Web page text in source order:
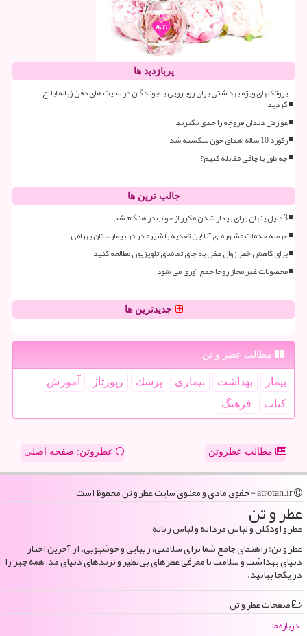
پربازدید ها
پروتکلهای ویژه بهداشتی برای رویارویی با جوندگان در سایت های دفن زباله ابلاغ
گردید
عوارض دندان قروچه را جدی بگیرید
رکورد 10 ساله اهدای خون شکسته شد
چه طور با چاقی مقابله کنیم؟
جالب ترین ها
3 دلیل پنهان برای بیدار شدن مکرر از خواب در هنگام شب
عرضه خدمات مشاوره ای آنلاین تغذیه با شیرمادر در بیمارستان بهرامی
برای کاهش خطر زوال عقل به جای تماشای تلویزیون مطالعه کنید
محصولات غیر مجاز روجا جمع آوری می شود
جدیدترین ها
مطالب عطر و تن
بیمار بهداشت بیماری پزشك رپورتاژ
آموزش
كتاب
فرهنگ
مطالب عطروتن عطروتن: صفحه اصلی
عطر و تن
عطر و اودکلن و لباس مردانه و لباس زنانه
عطر و تن: راهنمای جامع شما برای سلامتی، زیبایی و خوشبویی. از آخرین اخبار
دنیای بهداشت و سلامت تا معرفی عطرهای بی‌نظیر و ترندهای دنیای مد، همه چیز را
در یکجا بیابید.
صفحات عطر و تن
درباره ما